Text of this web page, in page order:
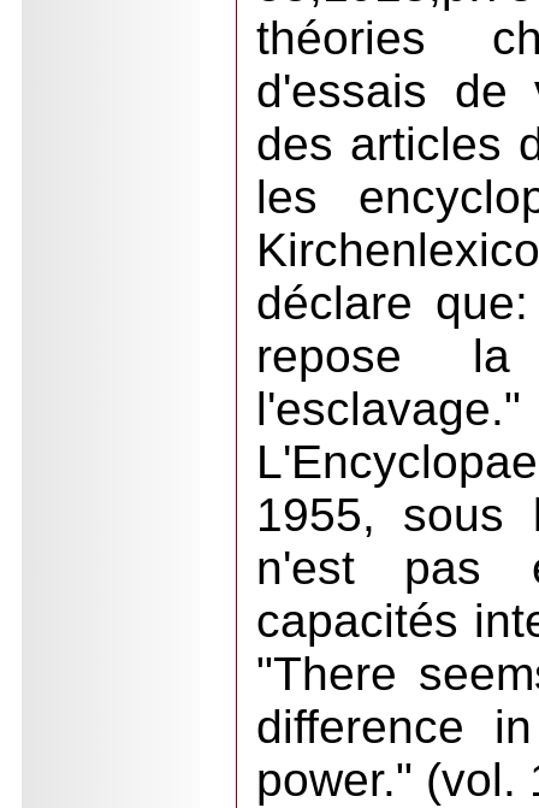
théories
d'essais de
des articles
les
déclare
repose la
1955, sous
n'est pas
capacités
"There
difference
power."